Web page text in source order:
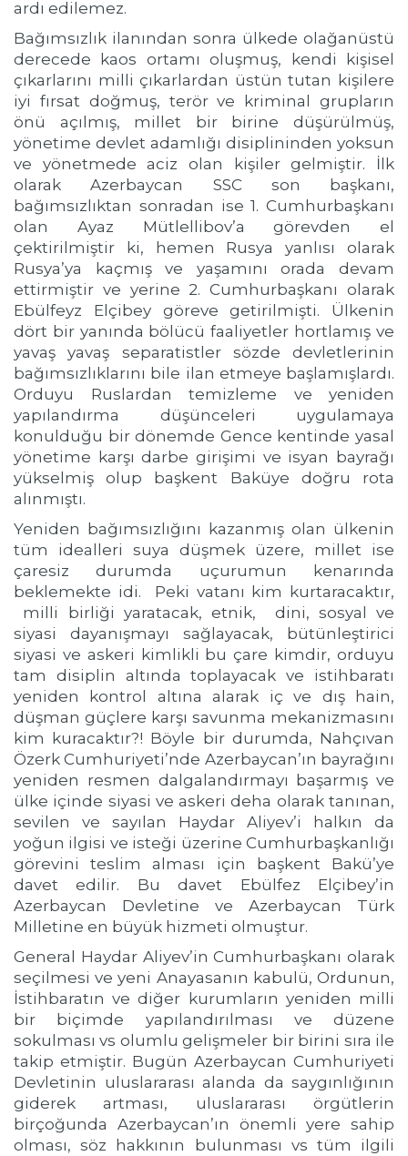
ardı edilemez.
Bağımsızlık ilanından sonra ülkede olağanüstü
derecede kaos ortamı oluşmuş, kendi kişisel
çıkarlarını milli çıkarlardan üstün tutan kişilere
iyi fırsat doğmuş, terör ve kriminal grupların
önü açılmış, millet bir birine düşürülmüş,
yönetime devlet adamlığı disiplininden yoksun
ve yönetmede aciz olan kişiler gelmiştir. İlk
olarak Azerbaycan SSC son başkanı,
bağımsızlıktan sonradan ise 1. Cumhurbaşkanı
olan Ayaz Mütlellibov’a görevden el
çektirilmiştir ki, hemen Rusya yanlısı olarak
Rusya’ya kaçmış ve yaşamını orada devam
ettirmiştir ve yerine 2. Cumhurbaşkanı olarak
Ebülfeyz Elçibey göreve getirilmişti. Ülkenin
dört bir yanında bölücü faaliyetler hortlamış ve
yavaş yavaş separatistler sözde devletlerinin
bağımsızlıklarını bile ilan etmeye başlamışlardı.
Orduyu Ruslardan temizleme ve yeniden
yapılandırma düşünceleri uygulamaya
konulduğu bir dönemde Gence kentinde yasal
yönetime karşı darbe girişimi ve isyan bayrağı
yükselmiş olup başkent Baküye doğru rota
alınmıştı.
Yeniden bağımsızlığını kazanmış olan ülkenin
tüm idealleri suya düşmek üzere, millet ise
çaresiz durumda uçurumun kenarında
beklemekte idi. Peki vatanı kim kurtaracaktır,
milli birliği yaratacak, etnik, dini, sosyal ve
siyasi dayanışmayı sağlayacak, bütünleştirici
siyasi ve askeri kimlikli bu çare kimdir, orduyu
tam disiplin altında toplayacak ve istihbaratı
yeniden kontrol altına alarak iç ve dış hain,
düşman güçlere karşı savunma mekanizmasını
kim kuracaktır?! Böyle bir durumda, Nahçıvan
Özerk Cumhuriyeti’nde Azerbaycan’ın bayrağını
yeniden resmen dalgalandırmayı başarmış ve
ülke içinde siyasi ve askeri deha olarak tanınan,
sevilen ve sayılan Haydar Aliyev’i halkın da
yoğun ilgisi ve isteği üzerine Cumhurbaşkanlığı
görevini teslim alması için başkent Bakü’ye
davet edilir. Bu davet Ebülfez Elçibey’in
Azerbaycan Devletine ve Azerbaycan Türk
Milletine en büyük hizmeti olmuştur.
General Haydar Aliyev’in Cumhurbaşkanı olarak
seçilmesi ve yeni Anayasanın kabulü, Ordunun,
İstihbaratın ve diğer kurumların yeniden milli
bir biçimde yapılandırılması ve düzene
sokulması vs olumlu gelişmeler bir birini sıra ile
takip etmiştir. Bugün Azerbaycan Cumhuriyeti
Devletinin uluslararası alanda da saygınlığının
giderek artması, uluslararası örgütlerin
birçoğunda Azerbaycan’ın önemli yere sahip
olması, söz hakkının bulunması vs tüm ilgili